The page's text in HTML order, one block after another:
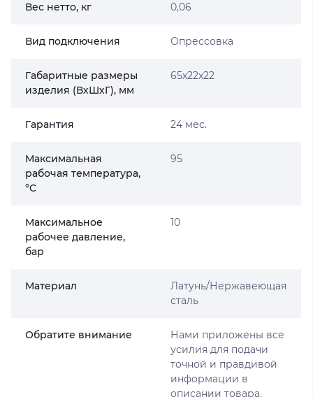
Вес нетто, кг 0,06
Вид подключения Опрессовка
Габаритные размеры
изделия (ВхШхГ), мм
65х22х22
Гарантия 24 мес.
Максимальная
рабочая температура,
°C
95
Максимальное
рабочее давление,
бар
10
Материал
Латунь/Нержавеющая
сталь
Обратите внимание
Нами приложены все
усилия для подачи
точной и правдивой
информации в
описании товара.